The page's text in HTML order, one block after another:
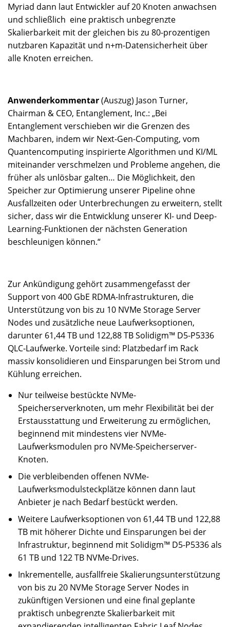
Myriad dann laut Entwickler auf 20 Knoten anwachsen
und schließlich eine praktisch unbegrenzte
Skalierbarkeit mit der gleichen bis zu 80-prozentigen
nutzbaren Kapazität und n+m-Datensicherheit über
alle Knoten erreichen.
Anwenderkommentar(Auszug) Jason Turner,
Chairman & CEO, Entanglement, Inc.: „Bei
Entanglement verschieben wir die Grenzen des
Machbaren, indem wir Next-Gen-Computing, vom
Quantencomputing inspirierte Algorithmen und KI/ML
miteinander verschmelzen und Probleme angehen, die
früher als unlösbar galten… Die Möglichkeit, den
Speicher zur Optimierung unserer Pipeline ohne
Ausfallzeiten oder Unterbrechungen zu erweitern, stellt
sicher, dass wir die Entwicklung unserer KI- und Deep-
Learning-Funktionen der nächsten Generation
beschleunigen können.“
Zur Ankündigung gehört zusammengefasst der
Support von 400 GbE RDMA-Infrastrukturen, die
Unterstützung von bis zu 10 NVMe Storage Server
Nodes und zusätzliche neue Laufwerksoptionen,
darunter 61,44 TB und 122,88 TB Solidigm™ D5-P5336
QLC-Laufwerke. Vorteile sind: Platzbedarf im Rack
massiv konsolidieren und Einsparungen bei Strom und
Kühlung erreichen.
Nur teilweise bestückte NVMe-
Speicherserverknoten, um mehr Flexibilität bei der
Erstausstattung und Erweiterung zu ermöglichen,
beginnend mit mindestens vier NVMe-
Laufwerksmodulen pro NVMe-Speicherserver-
Knoten.
Die verbleibenden offenen NVMe-
Laufwerksmodulsteckplätze können dann laut
Anbieter je nach Bedarf bestückt werden.
Weitere Laufwerksoptionen von 61,44 TB und 122,88
TB mit höherer Dichte und Einsparungen bei der
Infrastruktur, beginnend mit Solidigm™ D5-P5336 als
61 TB und 122 TB NVMe-Drives.
Inkrementelle, ausfallfreie Skalierungsunterstützung
von bis zu 20 NVMe Storage Server Nodes in
zukünftigen Versionen und eine final geplante
praktisch unbegrenzte Skalierbarkeit mit